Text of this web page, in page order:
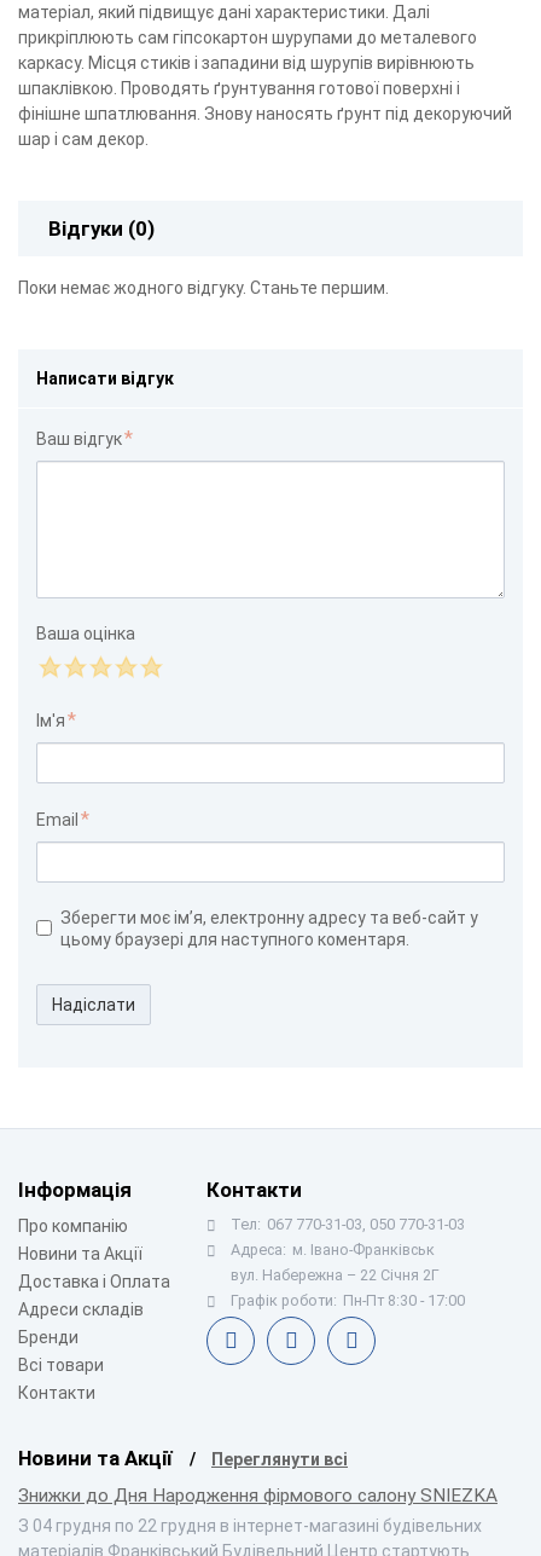
матеріал, який підвищує дані характеристики. Далі
прикріплюють сам гіпсокартон шурупами до металевого
каркасу. Місця стиків і западини від шурупів вирівнюють
шпаклівкою. Проводять ґрунтування готової поверхні і
фінішне шпатлювання. Знову наносять ґрунт під декоруючий
шар і сам декор.
Відгуки (0)
Поки немає жодного відгуку. Станьте першим.
Написати відгук
Ваш відгук
Ваша оцінка
Ім'я
Email
Зберегти моє ім’я, електронну адресу та веб-сайт у
цьому браузері для наступного коментаря.
Надіслати
Інформація
Про компанію
Новини та Акції
Доставка і Оплата
Адреси складів
Бренди
Всі товари
Контакти
Контакти
Тел: 067 770-31-03, 050 770-31-03
Адреса: м. Івано-Франківськ
вул. Набережна – 22 Січня 2Г
Графік роботи: Пн-Пт 8:30 - 17:00
Новини та Акції Переглянути всі
Знижки до Дня Народження фірмового салону SNIEZKA
З 04 грудня по 22 грудня в інтернет-магазині будівельних
матеріалів Франківський Будівельний Центр стартують